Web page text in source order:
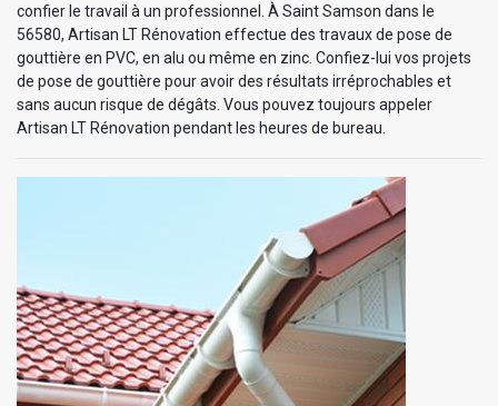
confier le travail à un professionnel. À Saint Samson dans le
56580, Artisan LT Rénovation effectue des travaux de pose de
gouttière en PVC, en alu ou même en zinc. Confiez-lui vos projets
de pose de gouttière pour avoir des résultats irréprochables et
sans aucun risque de dégâts. Vous pouvez toujours appeler
Artisan LT Rénovation pendant les heures de bureau.